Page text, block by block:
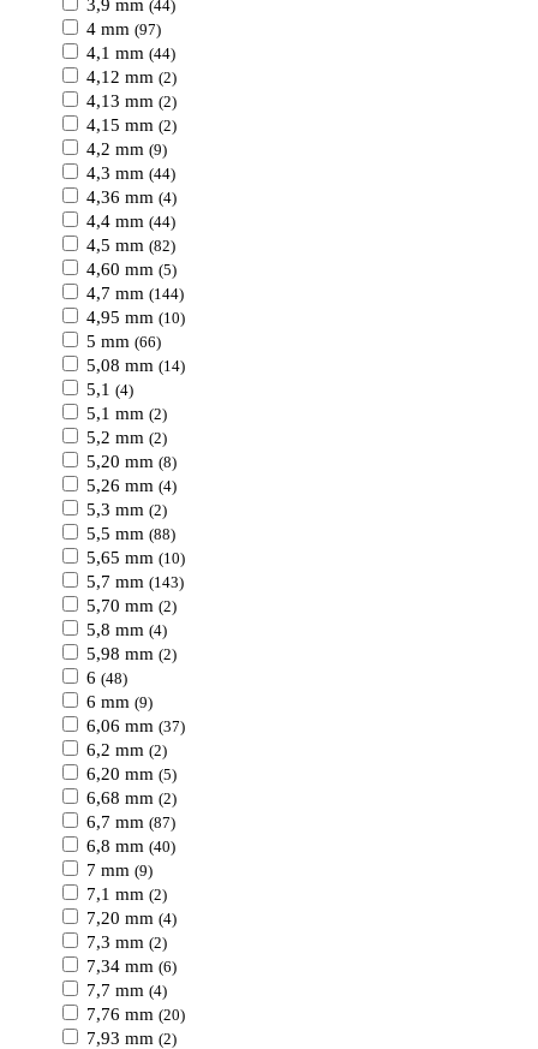
3,9 mm (44)
4 mm (97)
4,1 mm (44)
4,12 mm (2)
4,13 mm (2)
4,15 mm (2)
4,2 mm (9)
4,3 mm (44)
4,36 mm (4)
4,4 mm (44)
4,5 mm (82)
4,60 mm (5)
4,7 mm (144)
4,95 mm (10)
5 mm (66)
5,08 mm (14)
5,1 (4)
5,1 mm (2)
5,2 mm (2)
5,20 mm (8)
5,26 mm (4)
5,3 mm (2)
5,5 mm (88)
5,65 mm (10)
5,7 mm (143)
5,70 mm (2)
5,8 mm (4)
5,98 mm (2)
6 (48)
6 mm (9)
6,06 mm (37)
6,2 mm (2)
6,20 mm (5)
6,68 mm (2)
6,7 mm (87)
6,8 mm (40)
7 mm (9)
7,1 mm (2)
7,20 mm (4)
7,3 mm (2)
7,34 mm (6)
7,7 mm (4)
7,76 mm (20)
7,93 mm (2)